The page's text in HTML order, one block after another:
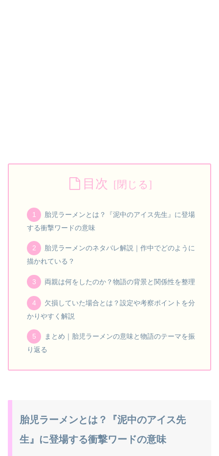
目次
胎児ラーメンとは？『泥中のアイス先生』に登場
する衝撃ワードの意味
胎児ラーメンのネタバレ解説｜作中でどのように
描かれている？
両親は何をしたのか？物語の背景と関係性を整理
欠損していた場合とは？設定や考察ポイントを分
かりやすく解説
まとめ｜胎児ラーメンの意味と物語のテーマを振
り返る
胎児ラーメンとは？『泥中のアイス先
生』に登場する衝撃ワードの意味